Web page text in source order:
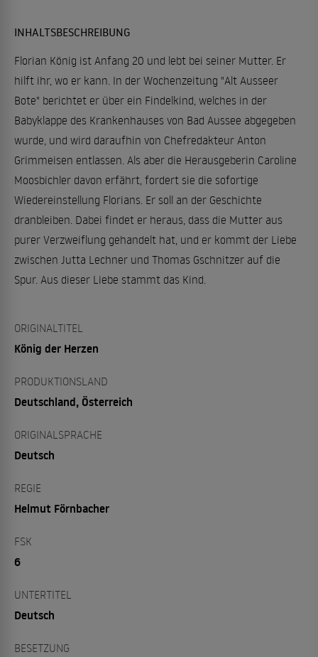
INHALTSBESCHREIBUNG
Florian König ist Anfang 20 und lebt bei seiner Mutter. Er
hilft ihr, wo er kann. In der Wochenzeitung "Alt Ausseer
Bote" berichtet er über ein Findelkind, welches in der
Babyklappe des Krankenhauses von Bad Aussee abgegeben
wurde, und wird daraufhin von Chefredakteur Anton
Grimmeisen entlassen. Als aber die Herausgeberin Caroline
Moosbichler davon erfährt, fordert sie die sofortige
Wiedereinstellung Florians. Er soll an der Geschichte
dranbleiben. Dabei findet er heraus, dass die Mutter aus
purer Verzweiflung gehandelt hat, und er kommt der Liebe
zwischen Jutta Lechner und Thomas Gschnitzer auf die
Spur. Aus dieser Liebe stammt das Kind.
ORIGINALTITEL
König der Herzen
PRODUKTIONSLAND
Deutschland, Österreich
ORIGINALSPRACHE
Deutsch
REGIE
Helmut Förnbacher
FSK
6
UNTERTITEL
Deutsch
BESETZUNG